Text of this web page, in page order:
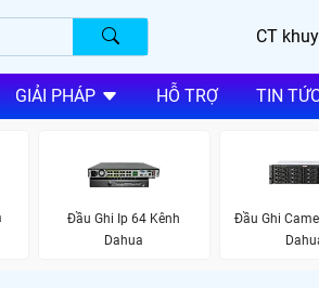
CT
GIẢI PHÁP HỖ TRỢ TIN
Đầu Ghi Ip 64 Kênh
Dahua
Đầu Ghi